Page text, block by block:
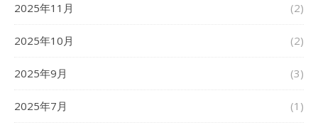
2025年11月 (2)
2025年10月 (2)
2025年9月 (3)
2025年7月 (1)